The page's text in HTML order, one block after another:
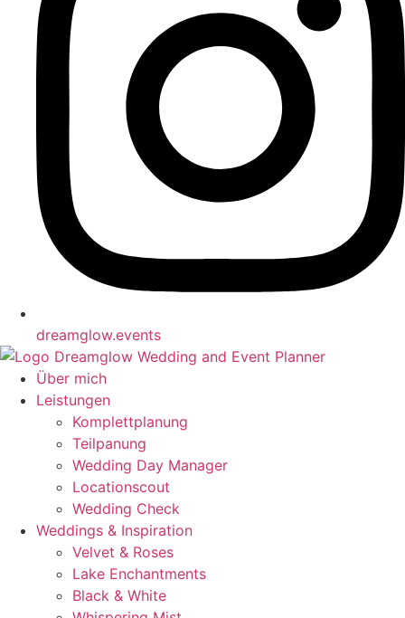
dreamglow.events
Über mich
Leistungen
Komplettplanung
Teilpanung
Wedding Day Manager
Locationscout
Wedding Check
Weddings & Inspiration
Velvet & Roses
Lake Enchantments
Black & White